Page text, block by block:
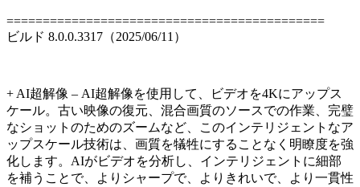
============================================
ビルド 8.0.0.3317（2025/06/11）
+ AI超解像 – AI超解像を使用して、ビデオを4Kにアップス
ケール。古い映像の復元、混合画質のソースでの作業、完璧
なショットのためのズームなど、このインテリジェントなア
ップスケール技術は、画質を犠牲にすることなく明瞭度を強
化します。AIがビデオを分析し、インテリジェントに細部
を補うことで、よりシャープで、よりきれいで、より一貫性